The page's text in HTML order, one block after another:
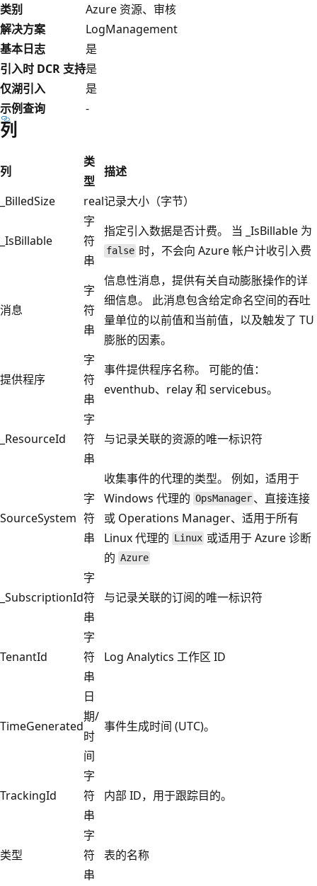
类别
Azure 资源、审核
解决方案
LogManagement
基本日志
是
引入时 DCR 支持是
仅湖引入
是
示例查询
-
列
列
类
型
描述
_BilledSize
real记录大小（字节）
_IsBillable
字
符
串
指定引入数据是否计费。 当 _IsBillable 为
false 时，不会向 Azure 帐户计收引入费
消息
字
符
串
信息性消息，提供有关自动膨胀操作的详
细信息。 此消息包含给定命名空间的吞吐
量单位的以前值和当前值，以及触发了 TU
膨胀的因素。
提供程序
字
符
串
事件提供程序名称。 可能的值：
eventhub、relay 和 servicebus。
_ResourceId
字
符
串
与记录关联的资源的唯一标识符
SourceSystem
字
符
串
收集事件的代理的类型。 例如，适用于
Windows 代理的 OpsManager 、直接连接
或 Operations Manager、适用于所有
Linux 代理的 Linux 或适用于 Azure 诊断
的 Azure
_SubscriptionId
字
符
串
与记录关联的订阅的唯一标识符
TenantId
字
符
串
Log Analytics 工作区 ID
TimeGenerated
日
期/
时
间
事件生成时间 (UTC)。
TrackingId
字
符
串
内部 ID，用于跟踪目的。
类型
字
符
串
表的名称